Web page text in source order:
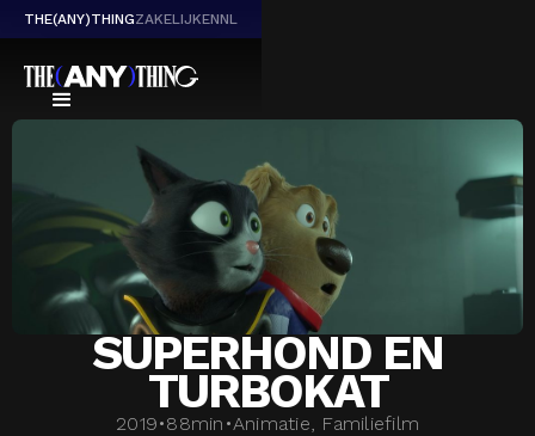
THE(ANY)THINGZAKELIJKENNL
SUPERHOND EN
TURBOKAT
2019•88min •Animatie, Familiefilm